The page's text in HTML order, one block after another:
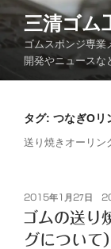
ン
テ
ツ
三清ゴム
ゴムスポンジ専業
開発やニュースな
タグ: つなぎОリ
送り焼きオーリン
投
日:
2015年1月27日
ゴムの送り
グについて）